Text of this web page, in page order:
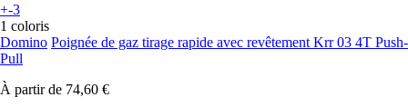
+-3
1 coloris
Domino Poignée de gaz tirage rapide avec revêtement Krr 03 4T Push-
Pull
À partir de 74,60 €